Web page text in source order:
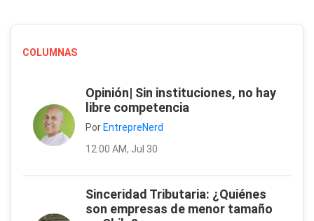
COLUMNAS
Opinión| Sin instituciones, no hay
libre competencia
Por EntrepreNerd
12:00 AM, Jul 30
Sinceridad Tributaria: ¿Quiénes
son empresas de menor tamaño